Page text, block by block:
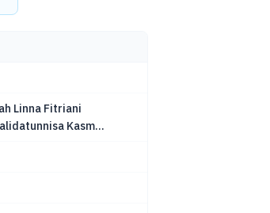
Linna Fitriani
Kasm...